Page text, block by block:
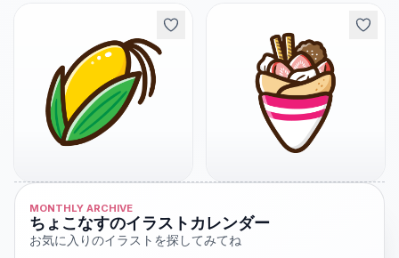
MONTHLY ARCHIVE
ちょこなすのイラストカレンダー
お気に入りのイラストを探してみてね